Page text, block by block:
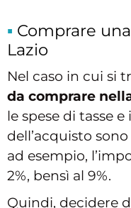
Comprare
Lazio
Nel caso in cui si
da comprare
le spese di tasse
dell’acquisto
ad esempio,
2%, bensì al 9%.
Quindi, decidere